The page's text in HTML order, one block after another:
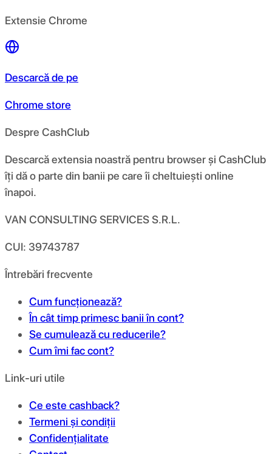
Extensie Chrome
Descarcă de pe
Chrome store
Despre CashClub
Descarcă extensia noastră pentru browser și CashClub
îți dă o parte din banii pe care îi cheltuiești online
înapoi.
VAN CONSULTING SERVICES S.R.L.
CUI: 39743787
Întrebări frecvente
Cum funcționează?
În cât timp primesc banii în cont?
Se cumulează cu reducerile?
Cum îmi fac cont?
Link-uri utile
Ce este cashback?
Termeni și condiții
Confidențialitate